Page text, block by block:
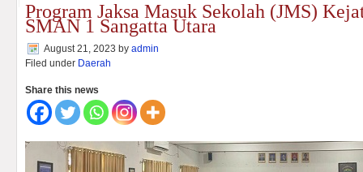
Program Jaksa Masuk Sekolah (JMS)
SMAN 1 Sangatta Utara
August 21, 2023 by admin
Filed under Daerah
Share this news